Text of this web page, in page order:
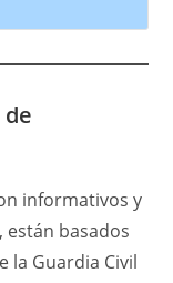
informativos y
están basados
la Guardia Civil